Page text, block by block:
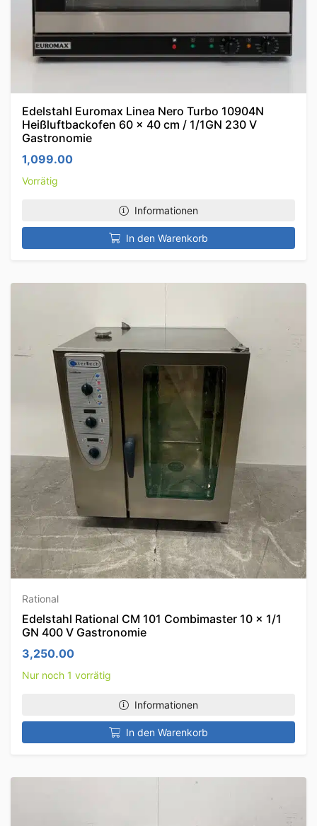
Edelstahl Euromax Linea Nero Turbo 10904N
Heißluftbackofen 60 x 40 cm / 1/1GN 230 V
Gastronomie
1,099.00
Vorrätig
Informationen
In den Warenkorb
Rational
Edelstahl Rational CM 101 Combimaster 10 x 1/1
GN 400 V Gastronomie
3,250.00
Nur noch 1 vorrätig
Informationen
In den Warenkorb